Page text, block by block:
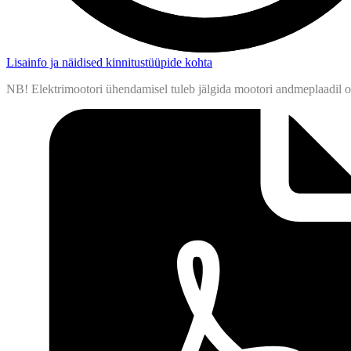
Lisainfo ja näidised kinnitustüüpide kohta
NB! Elektrimootori ühendamisel tuleb jälgida mootori andmeplaadil